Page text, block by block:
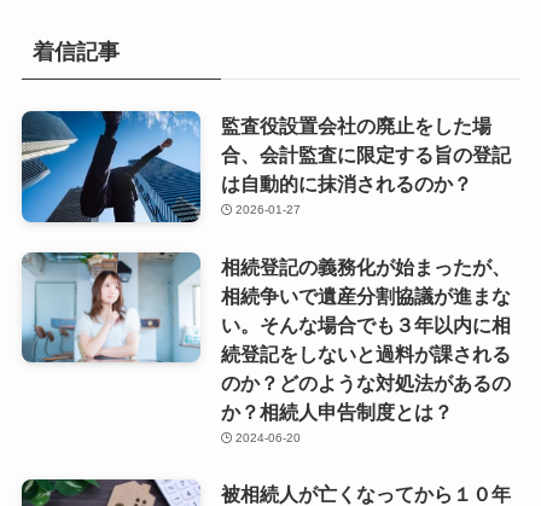
着信記事
監査役設置会社の廃止をした場
合、会計監査に限定する旨の登記
は自動的に抹消されるのか？
2026-01-27
相続登記の義務化が始まったが、
相続争いで遺産分割協議が進まな
い。そんな場合でも３年以内に相
続登記をしないと過料が課される
のか？どのような対処法があるの
か？相続人申告制度とは？
2024-06-20
被相続人が亡くなってから１０年